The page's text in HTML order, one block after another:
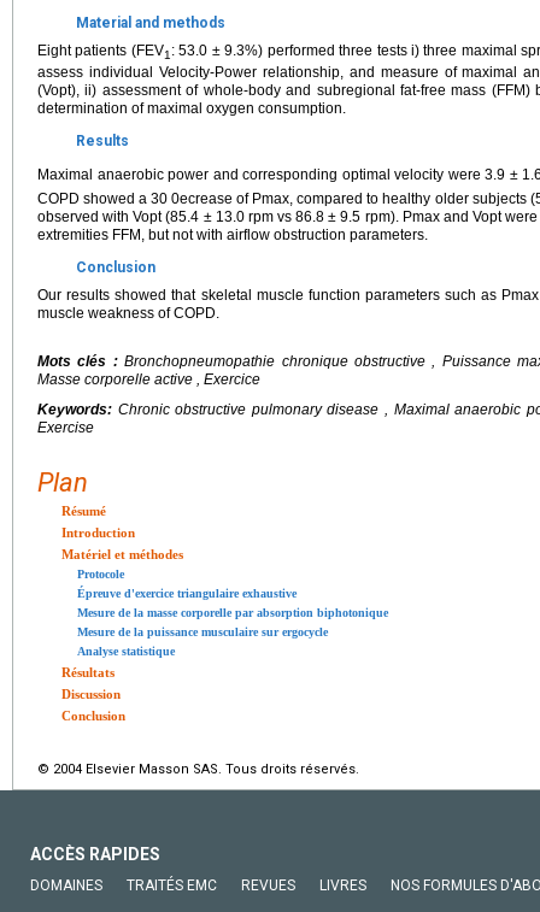
Material and methods
Eight patients (FEV1: 53.0 ± 9.3%) performed three tests i) three maximal
assess individual Velocity-Power relationship, and measure of maximal
(Vopt), ii) assessment of whole-body and subregional fat-free mass (FFM)
determination of maximal oxygen consumption.
Results
Maximal anaerobic power and corresponding optimal velocity were 3.9 ±
COPD showed a 30 0ecrease of Pmax, compared to healthy older subjects
observed with Vopt (85.4 ± 13.0 rpm vs 86.8 ± 9.5 rpm). Pmax and Vopt
extremities FFM, but not with airflow obstruction parameters.
Conclusion
Our results showed that skeletal muscle function parameters such as
muscle weakness of COPD.
Mots clés :Bronchopneumopathie chronique obstructive , Puissance
Masse corporelle active , Exercice
Keywords: Chronic obstructive pulmonary disease , Maximal anaerobic
Exercise
Plan
Résumé
Introduction
Matériel et méthodes
Protocole
Épreuve d'exercice triangulaire exhaustive
Mesure de la masse corporelle par absorption biphotonique
Mesure de la puissance musculaire sur ergocycle
Analyse statistique
Résultats
Discussion
Conclusion
© 2004 Elsevier Masson SAS. Tous droits réservés.
ACCÈS RAPIDES
DOMAINES TRAITÉS EMC REVUES LIVRES NOS FORMULES